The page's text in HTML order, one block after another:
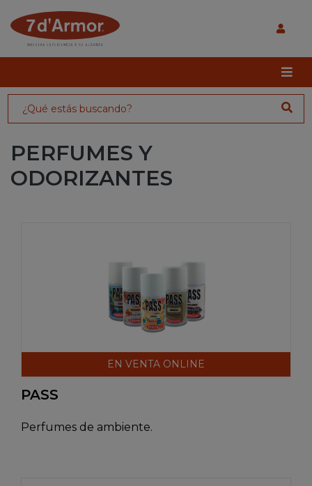
PERFUMES Y
ODORIZANTES
EN VENTA ONLINE
PASS
Perfumes de ambiente.